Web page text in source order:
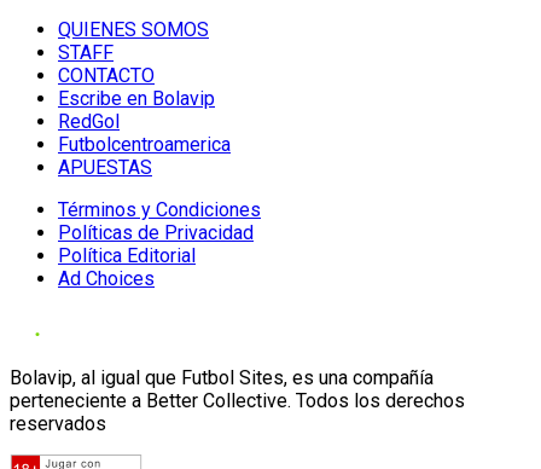
QUIENES SOMOS
STAFF
CONTACTO
Escribe en Bolavip
RedGol
Futbolcentroamerica
APUESTAS
Términos y Condiciones
Políticas de Privacidad
Política Editorial
Ad Choices
Bolavip, al igual que Futbol Sites, es una compañía
perteneciente a Better Collective. Todos los derechos
reservados